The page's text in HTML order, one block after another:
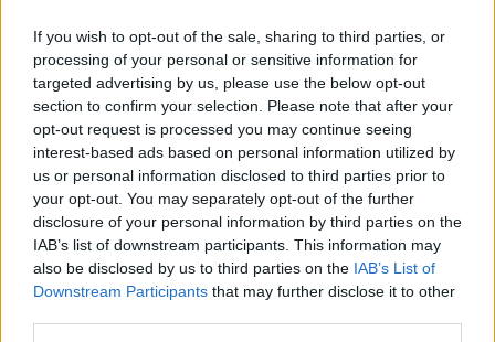
If you wish to opt-out of the sale, sharing to third parties, or
processing of your personal or sensitive information for
targeted advertising by us, please use the below opt-out
section to confirm your selection. Please note that after your
opt-out request is processed you may continue seeing
interest-based ads based on personal information utilized by
us or personal information disclosed to third parties prior to
your opt-out. You may separately opt-out of the further
disclosure of your personal information by third parties on the
IAB’s list of downstream participants. This information may
also be disclosed by us to third parties on the IAB’s List of
Downstream Participants that may further disclose it to other
és a keményebb szőlőcukor szétharapdálása 50
kilométer megtétele után néha őrjítően fárasztó…
Vésztartalékként viszont tényleg jól jön. Hasonló
jellegű, de könnyebben fogyasztható típus az
energiazselé, illetve az energiashot, melyeket
általában zárható kupakos zacskóban vagy
ampullában adnak. Íze nem mindig kellemes, de
mivel kicsi és kis tömegű kiegészítőkről van szó,
hordozni is könnyebb őket, viszont utána öblítsük le
őket folyadékkal. Ezekből is sokféle létezik, úgyhogy
lehet válogatni.
Étterem, büfé vagy komolyabb ellenőrzőpont mellett